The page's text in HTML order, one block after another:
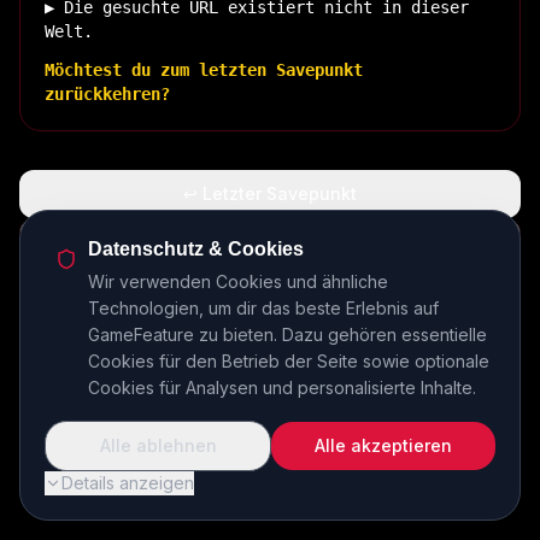
▶ Die gesuchte URL existiert nicht in dieser
Welt.
Möchtest du zum letzten Savepunkt
zurückkehren?
🏠 Zurück zur Basis
INSERT COIN TO CONTINUE...
Datenschutz & Cookies
Wir verwenden Cookies und ähnliche
Technologien, um dir das beste Erlebnis auf
GameFeature zu bieten. Dazu gehören essentielle
Cookies für den Betrieb der Seite sowie optionale
Cookies für Analysen und personalisierte Inhalte.
Details anzeigen
Alle ablehnen Alle akzeptieren